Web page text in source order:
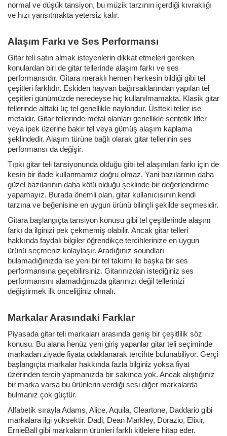
normal ve düşük tansiyon, bu müzik tarzının içerdiği kıvraklığı
ve hızı yansıtmakta yetersiz kalır.
Alaşım Farkı ve Ses Performansı
Gitar teli satın almak isteyenlerin dikkat etmeleri gereken
konulardan biri de gitar tellerinde alaşım farkı ve ses
performansıdır. Gitara meraklı hemen herkesin bildiği gibi tel
çeşitleri farklıdır. Eskiden hayvan bağırsaklarından yapılan tel
çeşitleri günümüzde neredeyse hiç kullanılmamakta. Klasik gitar
tellerinde alttaki üç tel genellikle naylondur. Üstteki teller ise
metaldir. Gitar tellerinde metal olanları genellikle sentetik lifler
veya ipek üzerine bakır tel veya gümüş alaşım kaplama
şeklindedir. Alaşım türüne bağlı olarak gitar tellerinin ses
performansı da değişir.
Tıpkı gitar teli tansiyonunda olduğu gibi tel alaşımları farkı için de
kesin bir ifade kullanmamız doğru olmaz. Yani bazılarının daha
güzel bazılarının daha kötü olduğu şeklinde bir değerlendirme
yapamayız. Burada önemli olan, gitar kullanıcısının kendi
tarzına ve beğenisine en uygun ürünü bilinçli şekilde seçmesidir.
Gitara başlangıçta tansiyon konusu gibi tel çeşitlerinde alaşım
farkı da ilginizi pek çekmemiş olabilir. Ancak gitar telleri
hakkında faydalı bilgiler öğrendikçe tercihlerinize en uygun
ürünü seçmeniz kolaylaşır. Aradığınız soundları
bulamadığınızda ise yeni bir tel takımı ile başka bir ses
performansına geçebilirsiniz. Gitarınızdan istediğiniz ses
performansını alamadığınızda gitarınızı değil tellerinizi
değiştirmek ilk önceliğiniz olmalı.
Markalar Arasındaki Farklar
Piyasada gitar teli markaları arasında geniş bir çeşitlilik söz
konusu. Bu alana henüz yeni giriş yapanlar gitar teli seçiminde
markadan ziyade fiyata odaklanarak tercihte bulunabiliyor. Gerçi
başlangıçta markalar hakkında fazla bilginiz yoksa fiyat
üzerinden tercih yapmanızda bir sakınca yok. Ancak alıştığınız
bir marka varsa bu ürünlerin verdiği sesi diğer markalarda
bulmanız çok güçtür.
Alfabetik sırayla Adams, Alice, Aquila, Cleartone, Daddario gibi
markalara ilgi yüksektir. Dadi, Dean Markley, Dorazio, Elixir,
ErnieBall gibi markaların ürünleri farklı kitlelere hitap eder.